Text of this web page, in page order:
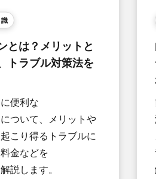
とは？​メリットと​
トラブル対策法を​
便利な​
ついて、​メリットや​
こり得る​トラブルに​
金などを​
説します。